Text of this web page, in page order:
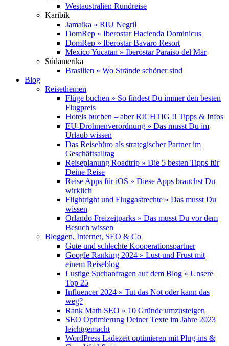
Westaustralien Rundreise
Karibik
Jamaika » RIU Negril
DomRep » Iberostar Hacienda Dominicus
DomRep » Iberostar Bavaro Resort
Mexico Yucatan » Iberostar Paraiso del Mar
Südamerika
Brasilien » Wo Strände schöner sind
Blog
Reisethemen
Flüge buchen » So findest Du immer den besten
Flugpreis
Hotels buchen – aber RICHTIG !! Tipps & Infos
EU-Drohnenverordnung » Das musst Du im
Urlaub wissen
Das Reisebüro als strategischer Partner im
Geschäftsalltag
Reiseplanung Roadtrip » Die 5 besten Tipps für
Deine Reise
Reise Apps für iOS » Diese Apps brauchst Du
wirklich
Flightright und Fluggastrechte » Das musst Du
wissen
Orlando Freizeitparks » Das musst Du vor dem
Besuch wissen
Bloggen, Internet, SEO & Co
Gute und schlechte Kooperationspartner
Google Ranking 2024 » Lust und Frust mit
einem Reiseblog
Lustige Suchanfragen auf dem Blog » Unsere
Top 25
Influencer 2024 » Tut das Not oder kann das
weg?
Rank Math SEO » 10 Gründe umzusteigen
SEO Optimierung Deiner Texte im Jahre 2023
leichtgemacht
WordPress Ladezeit optimieren mit Plug-ins &